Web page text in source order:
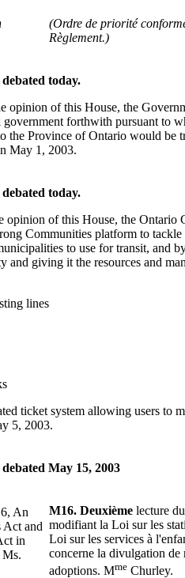
(Ordre de priorité
Règlement.)
today.
opinion of this House, the
government forthwith pursuant to
the Province of Ontario would be
May 1, 2003.
today.
opinion of this House, the Ontario
Communities platform to
to use for transit, and
and giving it the resources and
lines
ticket system allowing users to
5, 2003.
May 15, 2003
An
Act and
in
M16. Deuxième lecture
modifiant la Loi sur les
Loi sur les services à
concerne la divulgation de
adoptions. Mme Churley.